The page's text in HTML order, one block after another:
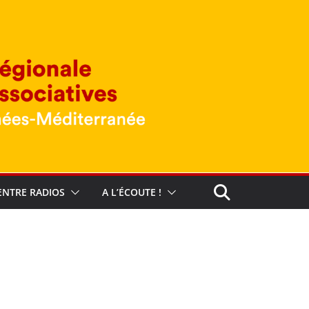
RADIOS A L’ÉCOUTE !